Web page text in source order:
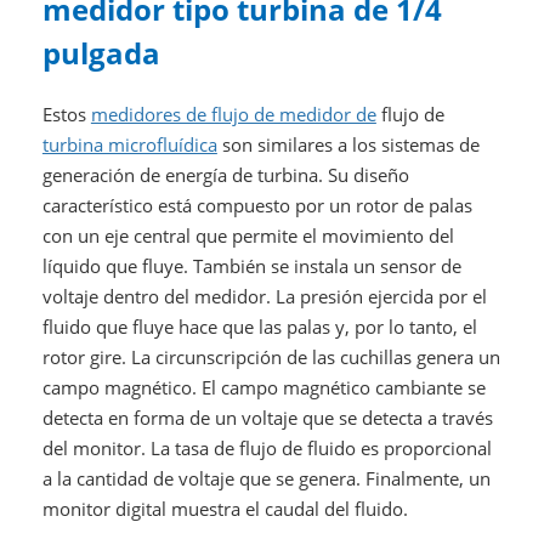
medidor tipo turbina de 1/4
pulgada
Estos medidores de flujo de medidor deflujo de
turbina microfluídicason similares a los sistemas de
generación de energía de turbina. Su diseño
característico está compuesto por un rotor de palas
con un eje central que permite el movimiento del
líquido que fluye. También se instala un sensor de
voltaje dentro del medidor. La presión ejercida por el
fluido que fluye hace que las palas y, por lo tanto, el
rotor gire. La circunscripción de las cuchillas genera un
campo magnético. El campo magnético cambiante se
detecta en forma de un voltaje que se detecta a través
del monitor. La tasa de flujo de fluido es proporcional
a la cantidad de voltaje que se genera. Finalmente, un
monitor digital muestra el caudal del fluido.